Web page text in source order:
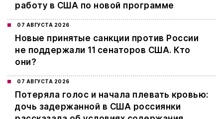
работу в США по новой программе
07 АВГУСТА 2026
Новые принятые санкции против России
не поддержали 11 сенаторов США. Кто
они?
07 АВГУСТА 2026
Потеряла голос и начала плевать кровью:
дочь задержанной в США россиянки